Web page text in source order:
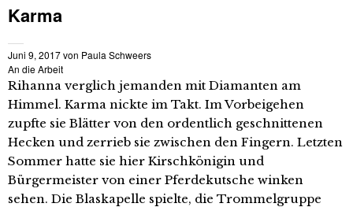
Karma
Juni 9, 2017von Paula Schweers
An die Arbeit
Rihanna verglich jemanden mit Diamanten am
Himmel. Karma nickte im Takt. Im Vorbeigehen
zupfte sie Blätter von den ordentlich geschnittenen
Hecken und zerrieb sie zwischen den Fingern. Letzten
Sommer hatte sie hier Kirschkönigin und
Bürgermeister von einer Pferdekutsche winken
sehen. Die Blaskapelle spielte, die Trommelgruppe